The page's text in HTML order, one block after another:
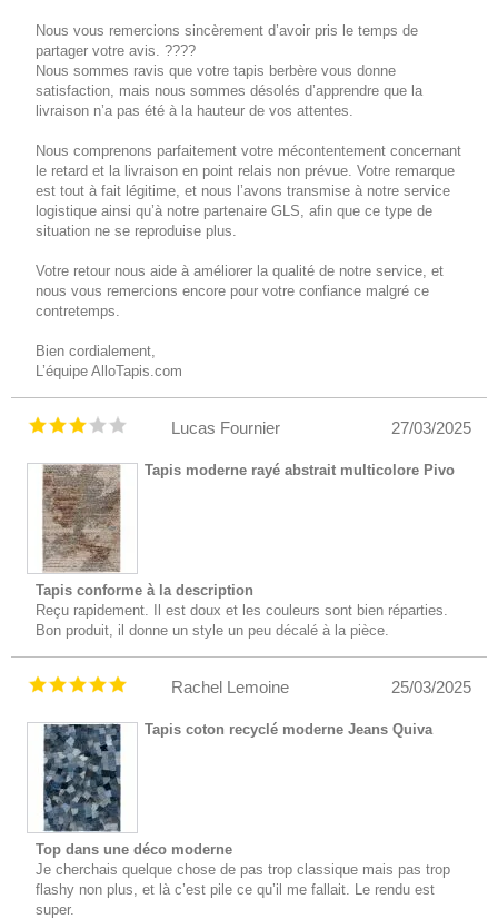
Nous vous remercions sincèrement d’avoir pris le temps de
partager votre avis. ????
Nous sommes ravis que votre tapis berbère vous donne
satisfaction, mais nous sommes désolés d’apprendre que la
livraison n’a pas été à la hauteur de vos attentes.
Nous comprenons parfaitement votre mécontentement concernant
le retard et la livraison en point relais non prévue. Votre remarque
est tout à fait légitime, et nous l’avons transmise à notre service
logistique ainsi qu’à notre partenaire GLS, afin que ce type de
situation ne se reproduise plus.
Votre retour nous aide à améliorer la qualité de notre service, et
nous vous remercions encore pour votre confiance malgré ce
contretemps.
Bien cordialement,
L’équipe AlloTapis.com
27/03/2025
Lucas Fournier
Tapis moderne rayé abstrait multicolore Pivo
Tapis conforme à la description
Reçu rapidement. Il est doux et les couleurs sont bien réparties.
Bon produit, il donne un style un peu décalé à la pièce.
25/03/2025
Rachel Lemoine
Tapis coton recyclé moderne Jeans Quiva
Top dans une déco moderne
Je cherchais quelque chose de pas trop classique mais pas trop
flashy non plus, et là c’est pile ce qu’il me fallait. Le rendu est
super.